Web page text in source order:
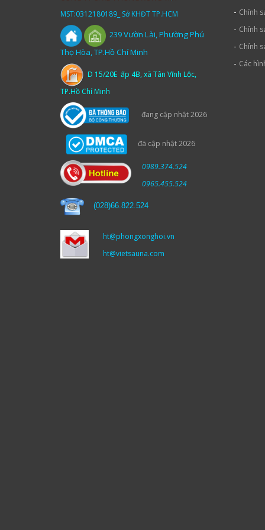
MST:0312180189_ Sở KHĐT TP.HCM
239Vườn Lài,Phường Phú
Thọ Hòa, TP.Hồ Chí Minh
D 15/20E ấp 4B, xã Tân Vĩnh Lộc,
TP.Hồ Chí Minh
đang cập nhật 2026
đã cập nhật 2026
0989.374.524
0965.455.524
(028)66.822.524
ht@phongxonghoi.vn
ht@vietsauna.com
- Chính
- Chính
- Chính
- Các